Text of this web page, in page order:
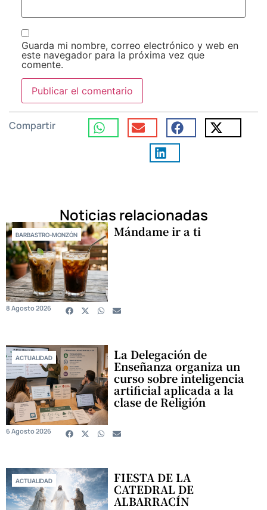
Guarda mi nombre, correo electrónico y web en
este navegador para la próxima vez que
comente.
Compartir
Noticias relacionadas
BARBASTRO-MONZÓN Mándame ir a ti
8 Agosto 2026
ACTUALIDAD La Delegación de
Enseñanza organiza un
curso sobre inteligencia
artificial aplicada a la
clase de Religión
6 Agosto 2026
ACTUALIDAD FIESTA DE LA
CATEDRAL DE
ALBARRACÍN